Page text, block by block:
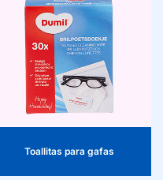
Toallitas para gafas
Toallitas para gafas
Limpieza sin rayas de una sola
pasada. Seguras para gafas,
pantallas y lentes: compactas
y prácticas para llevar.